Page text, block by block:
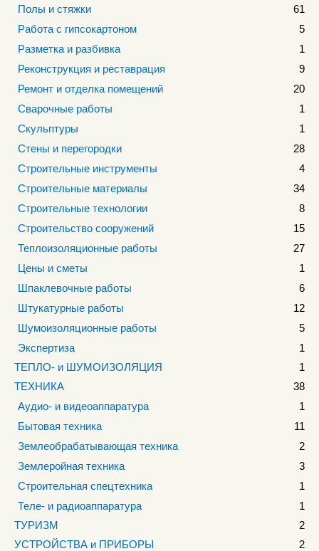
Полы и стяжки
61
Работа с гипсокартоном
5
Разметка и разбивка
1
Реконструкция и реставрация
9
Ремонт и отделка помещений
20
Сварочные работы
1
Скульптуры
1
Стены и перегородки
28
Строительные инструменты
4
Строительные материалы
34
Строительные технологии
8
Строительство сооружений
15
Теплоизоляционные работы
27
Цены и сметы
1
Шпаклевочные работы
6
Штукатурные работы
12
Шумоизоляционные работы
5
Экспертиза
1
ТЕПЛО- и ШУМОИЗОЛЯЦИЯ
1
ТЕХНИКА
38
Аудио- и видеоаппаратура
1
Бытовая техника
11
Землеобрабатывающая техника
2
Землеройная техника
3
Строительная спецтехника
1
Теле- и радиоаппаратура
1
ТУРИЗМ
2
УСТРОЙСТВА и ПРИБОРЫ
2